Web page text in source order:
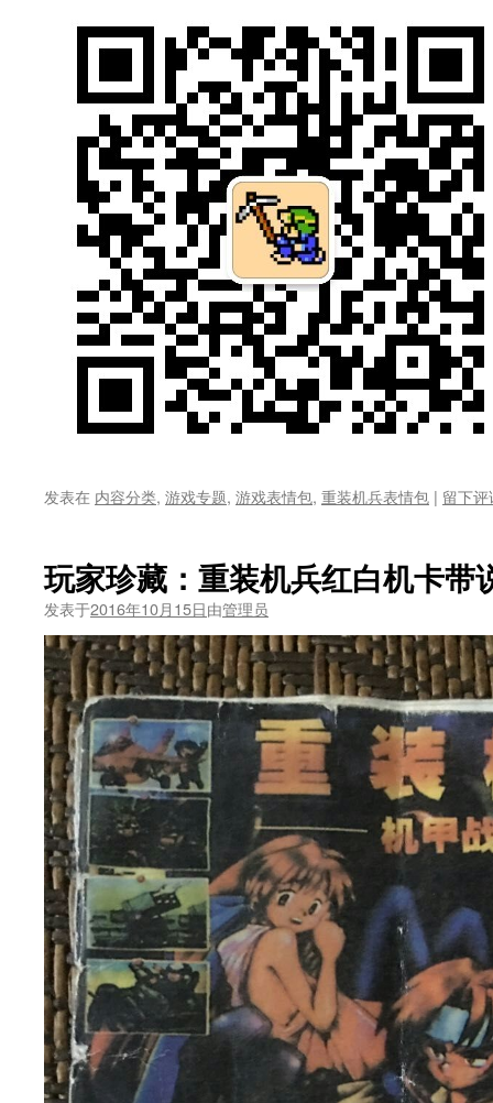
发表在 内容分类, 游戏专题, 游戏表情包, 重装机兵表情包 | 留下评
玩家珍藏：重装机兵红白机卡带
发表于2016年10月15日由管理员